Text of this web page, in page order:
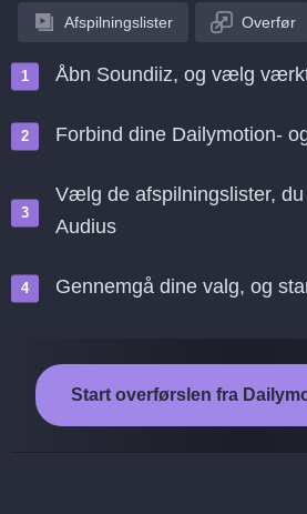
Afspilningslister Overfør
Åbn Soundiiz, og vælg
Forbind dine Dailymotion-
Vælg de afspilningslister, du
Audius
Gennemgå dine valg, og
Start overførslen fra